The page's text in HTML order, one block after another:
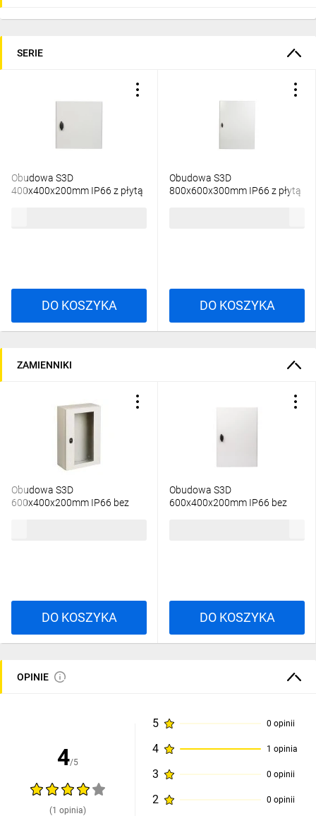
SERIE
Obudowa S3D
400x400x200mm IP66 z płytą
DO KOSZYKA
Obudowa S3D
800x600x300mm IP66 z płytą
DO KOSZYKA
ZAMIENNIKI
Obudowa S3D
600x400x200mm IP66 bez
DO KOSZYKA
Obudowa S3D
600x400x200mm IP66 bez
DO KOSZYKA
OPINIE
4/5
(1 opinia)
5 0 opinii
4 1 opinia
3 0 opinii
2 0 opinii